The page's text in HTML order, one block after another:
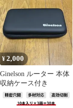
¥2,000
Ginelson ルーター 本体
収納ケース付き